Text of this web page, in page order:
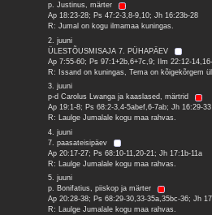
p. Justinus, märter
Ap 18:23-28; Ps 47:2-3,8-9,10; Jh 16:23b-28
R: Jumal on kogu ilmamaa kuningas.
2. juuni
ÜLESTÕUSMISAJA 7. PÜHAPÄEV
Ap 7:55-60; Ps 97:1+2b,6+7c,9; Ilm 22:12-
R: Issand on kuningas, Tema on kõigekõrgem
3. juuni
p-d Carolus Lwanga ja kaaslased, märtrid
Ap 19:1-8; Ps 68:2-3,4-5abef,6-7ab; Jh 16:29-33
R: Laulge Jumalale kogu maa rahvas.
4. juuni
7. paasateisipäev
Ap 20:17-27; Ps 68:10-11,20-21; Jh 17:1b-11a
R: Laulge Jumalale kogu maa rahvas.
5. juuni
p. Bonifatius, piiskop ja märter
Ap 20:28-38; Ps 68:29-30,33-35a,35bc-36; Jh
R: Laulge Jumalale kogu maa rahvas.